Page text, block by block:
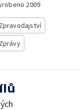
2009
Zpravodajství
Zprávy